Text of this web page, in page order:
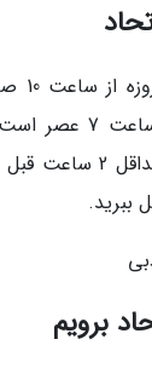
است. آخرین ورودی
زودتر به آنجا بروید،
برویم